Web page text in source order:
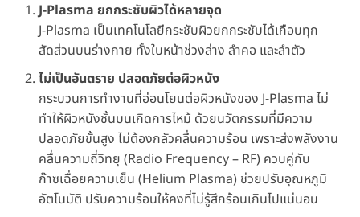
J-Plasma ยกกระชับผิวได้หลายจุด
J-Plasma เป็นเทคโนโลยีกระชับผิวยกกระชับได้เกือบทุก
สัดส่วนบนร่างกาย ทั้งใบหน้าช่วงล่าง ลำคอ และลำตัว
ไม่เป็นอันตราย ปลอดภัยต่อผิวหนัง
กระบวนการทำงานที่อ่อนโยนต่อผิวหนังของ J-Plasma ไม่
ทำให้ผิวหนังชั้นบนเกิดการไหม้ ด้วยนวัตกรรมที่มีความ
ปลอดภัยขั้นสูง ไม่ต้องกลัวคลื่นความร้อน เพราะส่งพลังงาน
คลื่นความถี่วิทยุ (Radio Frequency – RF) ควบคู่กับ
ก๊าซเฉื่อยความเย็น (Helium Plasma) ช่วยปรับอุณหภูมิ
อัตโนมัติ ปรับความร้อนให้คงที่ไม่รู้สึกร้อนเกินไปแน่นอน